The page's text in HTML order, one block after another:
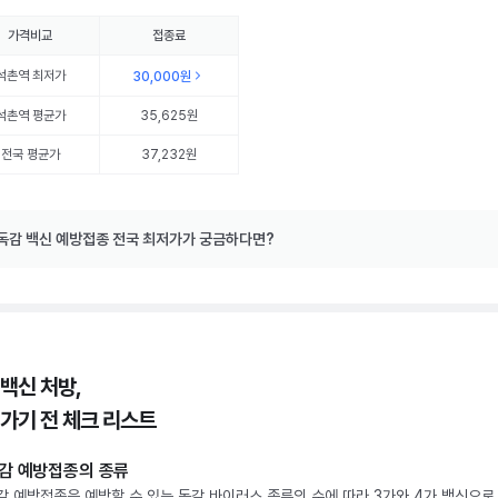
가격비교 접종료
촌역최저가 30,000원
촌역평균가 35,625원
전국 평균가 37,232원
감 백신 예방접종 전국 최저가가 궁금하다면?
신 처방,
기 전 체크 리스트
예방접종의 종류